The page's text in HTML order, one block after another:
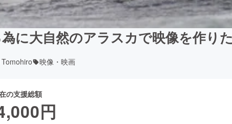
に大自然のアラスカで映像を作り
映像・映画
の支援総額
円